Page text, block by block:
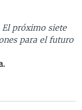
El próximo siete
para el futuro